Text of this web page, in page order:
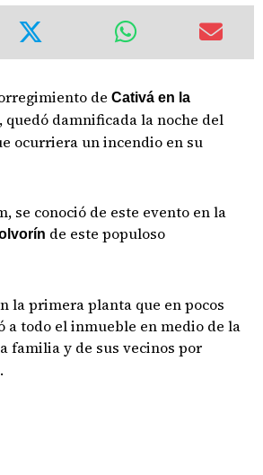
de Cativá en la
, quedó damnificada la noche del
ocurriera un incendio en su
se conoció de este evento en la
de este populoso
la primera planta que en pocos
a todo el inmueble en medio de la
familia y de sus vecinos por